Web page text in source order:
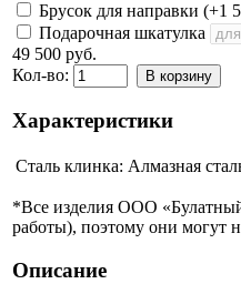
Брусок для направки (+1
Подарочная шкатулка
49 500 руб.
Кол-во:
В корзину
Характеристики
Сталь клинка: Алмазная
*Все изделия ООО
работы), поэтому они могут
Описание